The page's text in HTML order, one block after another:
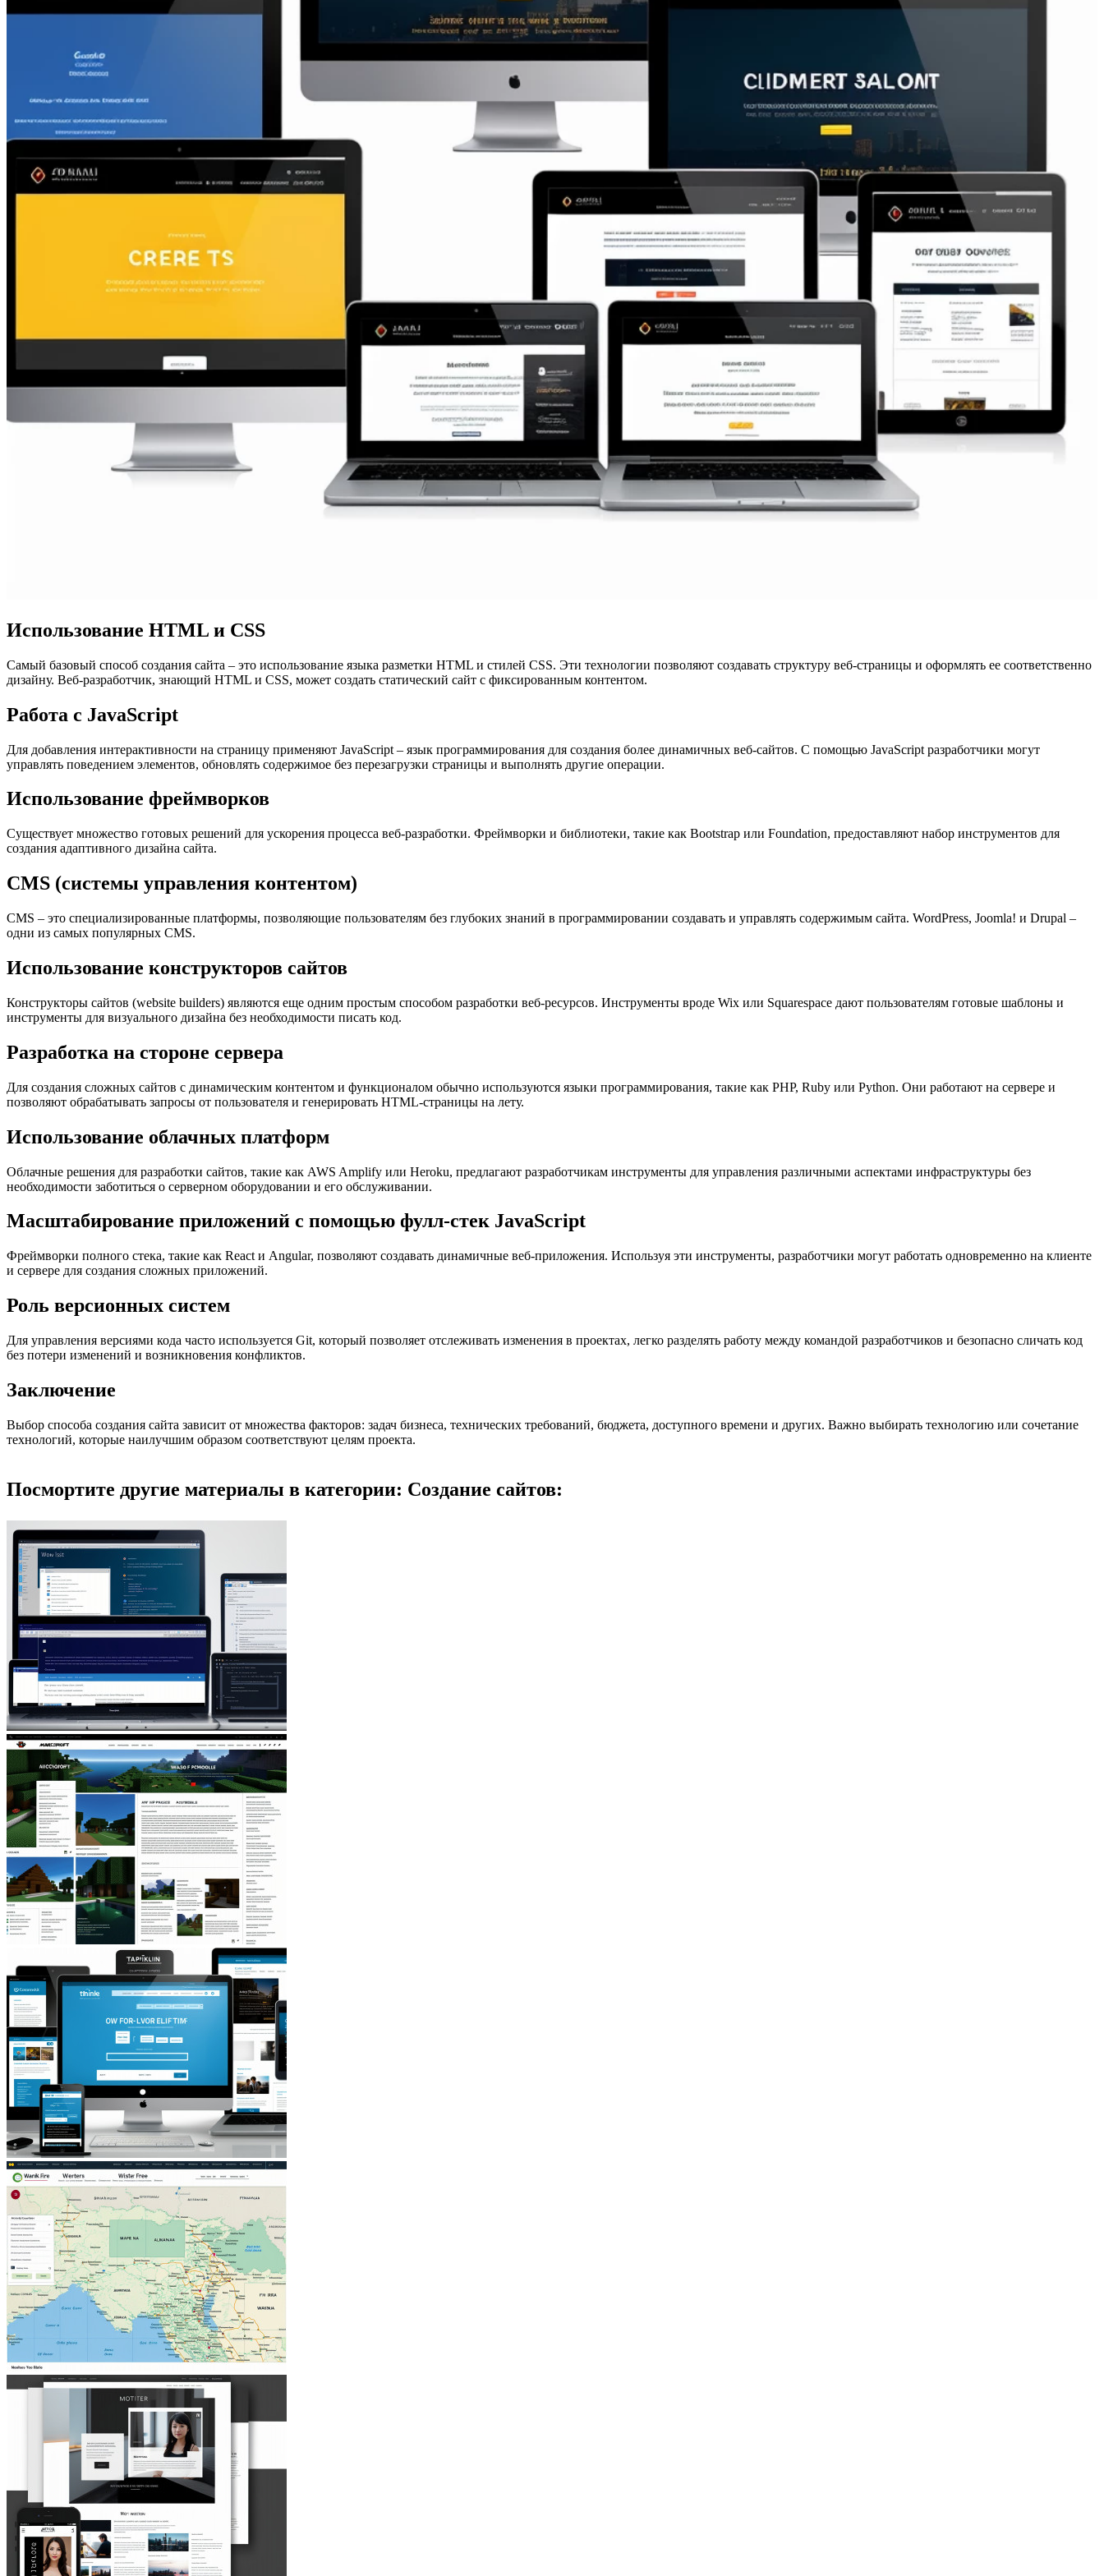
Использование HTML и CSS
Самый базовый способ создания сайта – это использование языка разметки HTML и стилей CSS. Эти технологии позволяют создавать структуру веб-страницы и оформлять ее соответственно
дизайну. Веб-разработчик, знающий HTML и CSS, может создать статический сайт с фиксированным контентом.
Работа с JavaScript
Для добавления интерактивности на страницу применяют JavaScript – язык программирования для создания более динамичных веб-сайтов. С помощью JavaScript разработчики могут
управлять поведением элементов, обновлять содержимое без перезагрузки страницы и выполнять другие операции.
Использование фреймворков
Существует множество готовых решений для ускорения процесса веб-разработки. Фреймворки и библиотеки, такие как Bootstrap или Foundation, предоставляют набор инструментов для
создания адаптивного дизайна сайта.
CMS (системы управления контентом)
CMS – это специализированные платформы, позволяющие пользователям без глубоких знаний в программировании создавать и управлять содержимым сайта. WordPress, Joomla! и Drupal –
одни из самых популярных CMS.
Использование конструкторов сайтов
Конструкторы сайтов (website builders) являются еще одним простым способом разработки веб-ресурсов. Инструменты вроде Wix или Squarespace дают пользователям готовые шаблоны и
инструменты для визуального дизайна без необходимости писать код.
Разработка на стороне сервера
Для создания сложных сайтов с динамическим контентом и функционалом обычно используются языки программирования, такие как PHP, Ruby или Python. Они работают на сервере и
позволяют обрабатывать запросы от пользователя и генерировать HTML-страницы на лету.
Использование облачных платформ
Облачные решения для разработки сайтов, такие как AWS Amplify или Heroku, предлагают разработчикам инструменты для управления различными аспектами инфраструктуры без
необходимости заботиться о серверном оборудовании и его обслуживании.
Масштабирование приложений с помощью фулл-стек JavaScript
Фреймворки полного стека, такие как React и Angular, позволяют создавать динамичные веб-приложения. Используя эти инструменты, разработчики могут работать одновременно на клиенте
и сервере для создания сложных приложений.
Роль версионных систем
Для управления версиями кода часто используется Git, который позволяет отслеживать изменения в проектах, легко разделять работу между командой разработчиков и безопасно сличать код
без потери изменений и возникновения конфликтов.
Заключение
Выбор способа создания сайта зависит от множества факторов: задач бизнеса, технических требований, бюджета, доступного времени и других. Важно выбирать технологию или сочетание
технологий, которые наилучшим образом соответствуют целям проекта.
Посмортите другие материалы в категории: Создание сайтов: